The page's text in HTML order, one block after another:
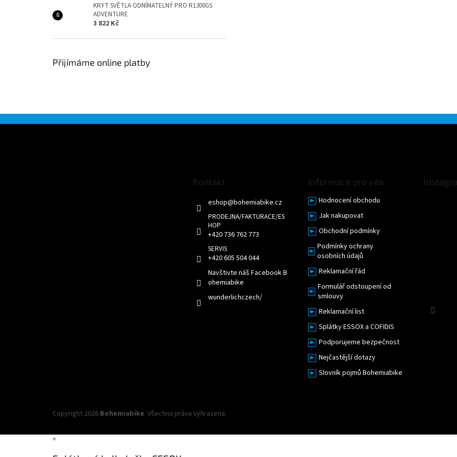
KRYT SVĚTLA ODNÍMATELNÝ PRO R1300GS
ADVENTURE
3 822 Kč
Přijímáme online platby
Kontakt
eshop@bohemiabike.cz
+420 736 762 773
+420 605 504 044
Navštivte náš Facebook B
ohemiabike
wunderlichczech/
Informace pro vás
Hodnocení obchodu
Jak nakupovat
Obchodní podmínky
Podmínky ochrany
osobních údajů
Reklamační řád
Formulář odstoupení od
smlouvy
Reklamační list
Splátky ESSOX a COFIDIS
Podporujeme bezpečnost
Nejčastější dotazy
Slovník pojmů Bohemiabike
Copyright 2026 Bohemiabike. Všechna práva vyhrazena.
×